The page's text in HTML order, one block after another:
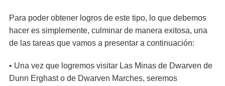
Para poder obtener logros de este tipo, lo que debemos
hacer es simplemente, culminar de manera exitosa, una
de las tareas que vamos a presentar a continuación:
• Una vez que logremos visitar Las Minas de Dwarven de
Dunn Erghast o de Dwarven Marches, seremos